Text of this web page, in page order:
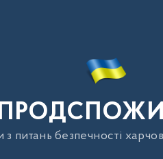
питань безпечності